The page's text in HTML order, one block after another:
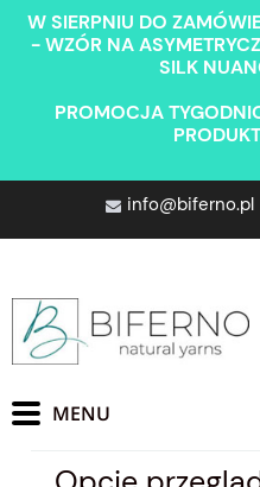
W SIERPNIU DO
- WZÓR NA
SILK
PROMOCJA
info@biferno.pl